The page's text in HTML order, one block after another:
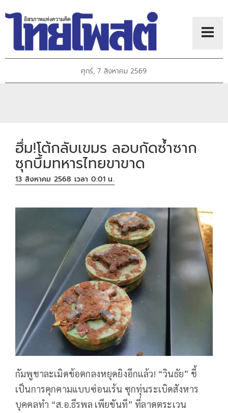
ศุกร์, 7 สิงหาคม 2569
ฮึ่ม!โต้กลับเขมร ลอบกัดซํ้าซาก
ซุกบึ้มทหารไทยขาขาด
13 สิงหาคม 2568 เวลา 0:01 น.
กัมพูชาละเมิดข้อตกลงหยุดยิงอีกแล้ว! “วินธัย” ชี้
เป็นการคุกคามแบบซ่อนเร้น ซุกทุ่นระเบิดสังหาร
บุคคลทำ “ส.อ.ธีรพล เพียขันที” ที่ลาดตระเวน